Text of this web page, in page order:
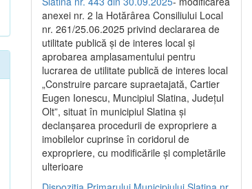
anexei nr. 2 la Hotărârea Consiliului Local
nr. 261/25.06.2025 privind declararea de
utilitate publică şi de interes local şi
aprobarea amplasamentului pentru
lucrarea de utilitate publică de interes local
„Construire parcare supraetajată, Cartier
Eugen Ionescu, Muncipiul Slatina, Judeţul
Olt”, situat în municipiul Slatina şi
declanşarea procedurii de expropriere a
imobilelor cuprinse în coridorul de
expropriere, cu modificările şi completările
ulterioare